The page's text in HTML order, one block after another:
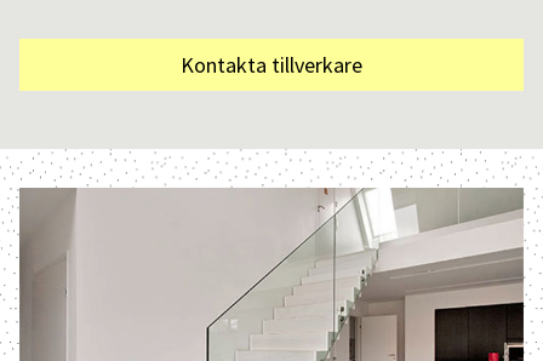
Kontakta tillverkare